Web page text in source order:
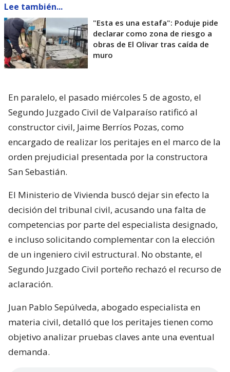
Lee también...
"Esta es una estafa": Poduje pide
declarar como zona de riesgo a
obras de El Olivar tras caída de
muro
En paralelo, el pasado miércoles 5 de agosto, el
Segundo Juzgado Civil de Valparaíso ratificó al
constructor civil, Jaime Berríos Pozas, como
encargado de realizar los peritajes en el marco de la
orden prejudicial presentada por la constructora
San Sebastián.
El Ministerio de Vivienda buscó dejar sin efecto la
decisión del tribunal civil, acusando una falta de
competencias por parte del especialista designado,
e incluso solicitando complementar con la elección
de un ingeniero civil estructural. No obstante, el
Segundo Juzgado Civil porteño rechazó el recurso de
aclaración.
Juan Pablo Sepúlveda, abogado especialista en
materia civil, detalló que los peritajes tienen como
objetivo analizar pruebas claves ante una eventual
demanda.